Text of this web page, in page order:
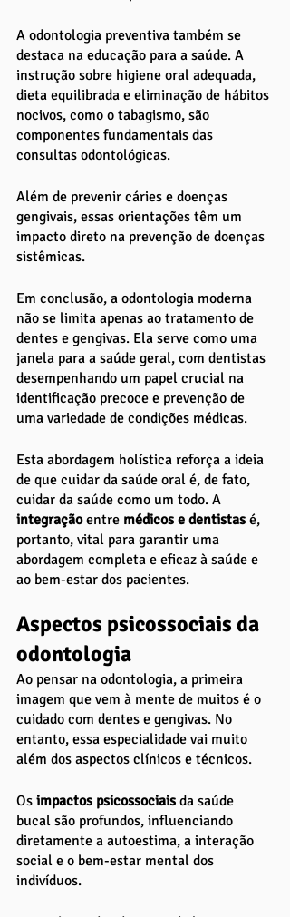
A odontologia preventiva também se
destaca na educação para a saúde. A
instrução sobre higiene oral adequada,
dieta equilibrada e eliminação de hábitos
nocivos, como o tabagismo, são
componentes fundamentais das
consultas odontológicas.
Além de prevenir cáries e doenças
gengivais, essas orientações têm um
impacto direto na prevenção de doenças
sistêmicas.
Em conclusão, a odontologia moderna
não se limita apenas ao tratamento de
dentes e gengivas. Ela serve como uma
janela para a saúde geral, com dentistas
desempenhando um papel crucial na
identificação precoce e prevenção de
uma variedade de condições médicas.
Esta abordagem holística reforça a ideia
de que cuidar da saúde oral é, de fato,
cuidar da saúde como um todo. A
integração entre médicos e dentistas é,
portanto, vital para garantir uma
abordagem completa e eficaz à saúde e
ao bem-estar dos pacientes.
Aspectos psicossociais da
odontologia
Ao pensar na odontologia, a primeira
imagem que vem à mente de muitos é o
cuidado com dentes e gengivas. No
entanto, essa especialidade vai muito
além dos aspectos clínicos e técnicos.
Os impactos psicossociais da saúde
bucal são profundos, influenciando
diretamente a autoestima, a interação
social e o bem-estar mental dos
indivíduos.